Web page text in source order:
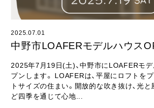
2025.07.01
中野市LOAFERモデルハウス
2025年7月19日(土)、中野市にLOAFERモ
プンします。 LOAFERは、平屋にロフトを
トサイズの住まい。開放的な吹き抜け、光
ど四季を通じて心地...